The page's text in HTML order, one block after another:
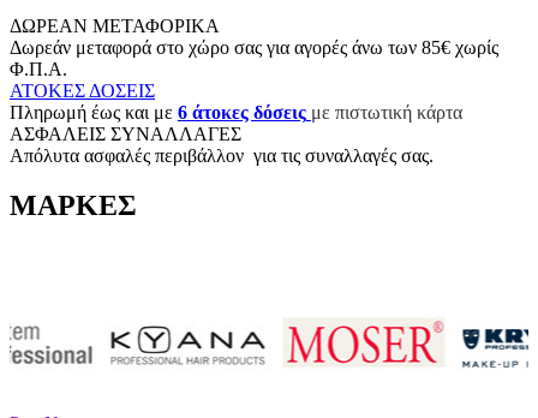
ΔΩΡΕΑΝ ΜΕΤΑΦΟΡΙΚΑ
Δωρεάν μεταφορά στο χώρο σας για αγορές άνω των 85€ χωρίς
Φ.Π.Α.
ΑΤΟΚΕΣ ΔΟΣΕΙΣ
Πληρωμή έως και με 6 άτοκες δόσεις με πιστωτική κάρτα
ΑΣΦΑΛΕΙΣ ΣΥΝΑΛΛΑΓΕΣ
Aπόλυτα ασφαλές περιβάλλον για τις συναλλαγές σας.
ΜΑΡΚΕΣ